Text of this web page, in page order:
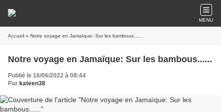
MENU
Accueil » Notre voyage en Jamaïque: Sur les bambous......
Notre voyage en Jamaïque: Sur les bambous......
Publié le 16/06/2022 à 08:44
Par kateen38